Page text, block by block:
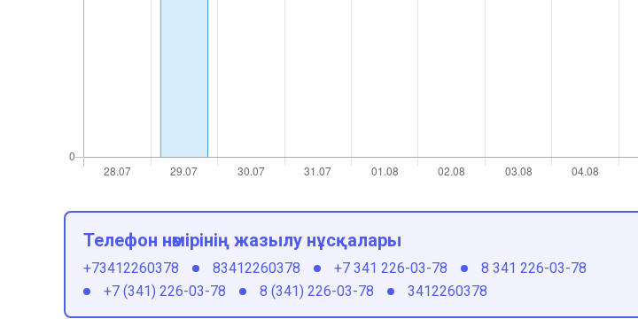
Телефон нөмірінің жазылу нұсқалары
+73412260378 83412260378 +7 341 226-03-78
8 341 226-03-78
+7 (341) 226-03-78
8 (341) 226-03-78 3412260378